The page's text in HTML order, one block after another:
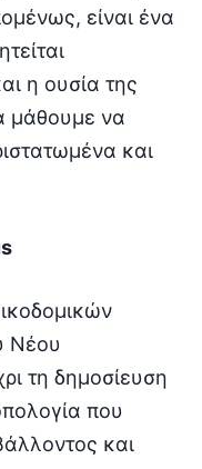
είναι ένα
η ουσία της
μάθουμε να
και
Νέου
τη δημοσίευση
που
και